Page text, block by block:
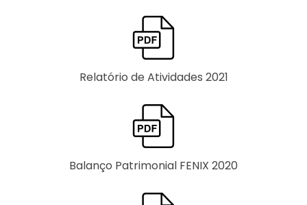
Relatório de Atividades 2021
Balanço Patrimonial FENIX 2020